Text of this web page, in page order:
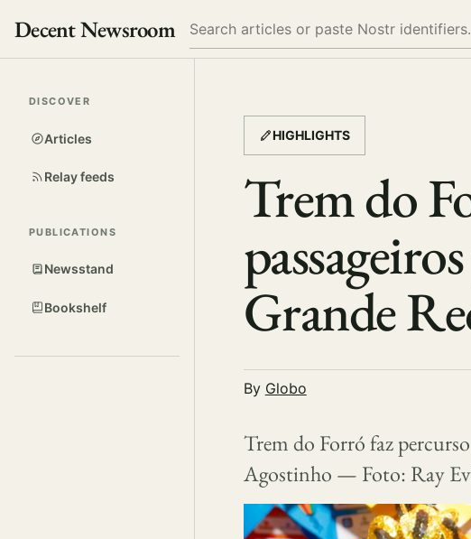
Decent Newsroom Search
DISCOVER
Articles
Relay feeds
PUBLICATIONS
Newsstand
Bookshelf
HIGHLIGHTS
Trem do
Grande
By Globo
Trem do Forró faz
Agostinho — Foto: Ray